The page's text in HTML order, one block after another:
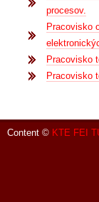
procesov.
Pracovisko
Pracovisko
Pracovisko
Content © KTE FEI